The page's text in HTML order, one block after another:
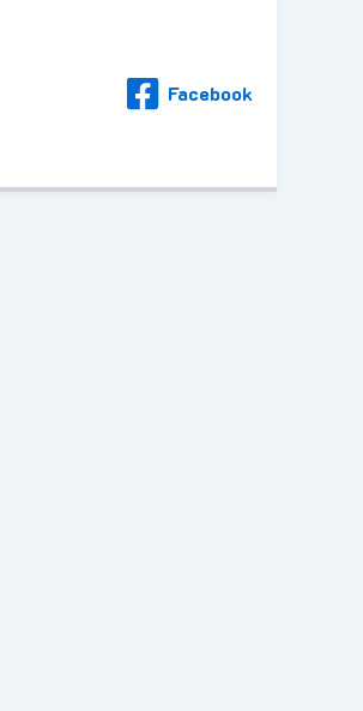
Facebook